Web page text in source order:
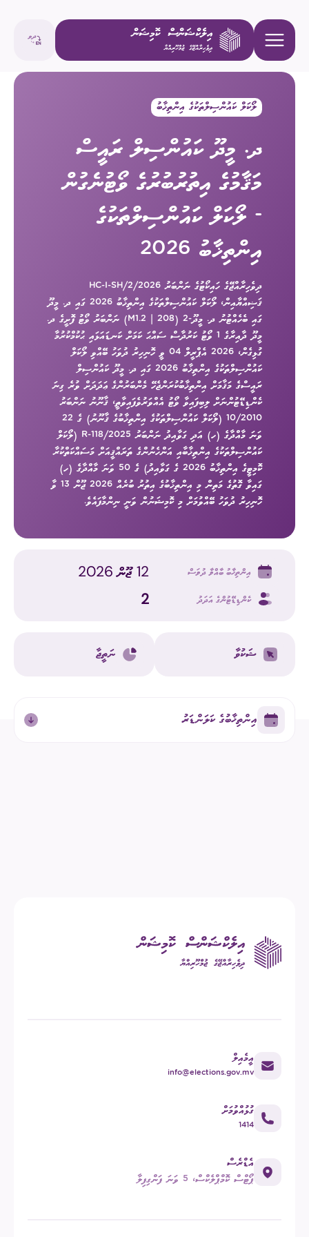
ލޯކަލް ކައުންސިލްތަކުގެ އިންތިޚާބު
ދ. މީދޫ ކައުންސިލް ރައީސް
މަޤާމުގެ އިތުރުބުރުގެ ވޯޓުނެގުން
- ލޯކަލް ކައުންސިލްތަކުގެ
އިންތިޚާބު 2026
ދިވެހިރާއްޖޭގެ ހައިކޯޓުގެ ނަންބަރު 2026/HC-I-SH/2
ޤަޟިއްޔާއިން، ލޯކަލް ކައުންސިލްތަކުގެ އިންތިޚާބު 2026 ގައި ދ. މީދޫ
ގައި ބެހެއްޓުނު ދ. މީދޫ-2 (M1.2 | 208) ނަންބަރު ވޯޓު ފޮށީގެ ދ.
މީދޫ ދާއިރާގެ 1 ވޯޓު ކަރުދާސް ސައްޙަ ކަމަށް ކަނޑައަޅައި ޙުކުމްކުރުމާ
ގުޅިގެން، 2026 އެޕްރީލް 04 ވީ ހޮނިހިރު ދުވަހު ބޭއްވި ލޯކަލް
ކައުންސިލްތަކުގެ އިންތިޚާބު 2026 ގައި ދ. މީދޫ ކައުންސިލް
ރައީސްގެ މަޤާމަށް އިންތިޚާބުކުރަންޖެހޭ މެންބަރުންގެ ޢަދަދަށް ވުރެ ގިނަ
ކެންޑިޑޭޓުންނަށް ލިބިފައިވާ ވޯޓު އެއްވަރުވެފައިވާތީ، ޤާނޫނު ނަންބަރު
10/2010 (ލޯކަލް ކައުންސިލްތަކުގެ އިންތިޚާބުގެ ޤާނޫނު) ގެ 22
ވަނަ މާއްދާގެ (ހ) އަދި ގަވާއިދު ނަންބަރު 2025/R-118 (ލޯކަލް
ކައުންސިލްތަކުގެ އިންތިޚާބާއި އަންހެނުންގެ ތަރައްޤީއަށް މަސައްކަތްކުރާ
ކޮމިޓީގެ އިންތިޚާބު 2026 ގެ ގަވާއިދު) ގެ 50 ވަނަ މާއްދާގެ (ހ)
ގައިވާ ގޮތުގެ މަތިން މި އިންތިޚާބުގެ އިތުރު ބުރެއް 2026 ޖޫން 13 ވާ
ހޮނިހިރު ދުވަހު ބޭއްވުމަށް މި ކޮމިޝަނުން ވަނީ ނިންމާފައެވެ.
އިންތިޚާބު ބާއްވާ ދުވަސް 12 ޖޫން 2026
ކެންޑިޑޭޓުންގެ އަދަދު 2
ޝަކުވާ ނަތީޖާ
އިންތިޚާބުގެ ކަލަންޑަރު
އީމެއިލް
info@elections.gov.mv
ގުޅުއްވުމަށް
1414
އެޑްރެސް
ޕޯޓްސް ކޮމްޕްލެކްސް، 5 ވަނަ ފަންގިފިލާ